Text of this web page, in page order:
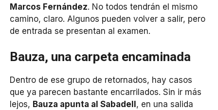
Marcos Fernández. No todos tendrán el mismo
camino, claro. Algunos pueden volver a salir, pero
de entrada se presentan al examen.
Bauza, una carpeta encaminada
Dentro de ese grupo de retornados, hay casos
que ya parecen bastante encarrilados. Sin ir más
lejos, Bauza apunta al Sabadell , en una salida